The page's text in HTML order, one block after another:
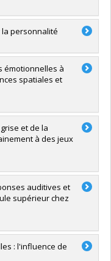
personnalité
émotionnelles à
spatiales et
et de la
à des jeux
auditives et
supérieur chez
: l'influence de